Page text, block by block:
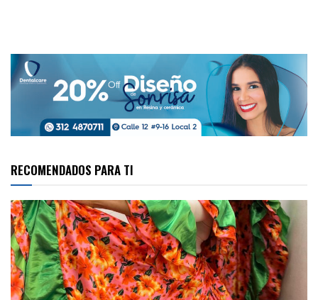
RECOMENDADOS PARA TI